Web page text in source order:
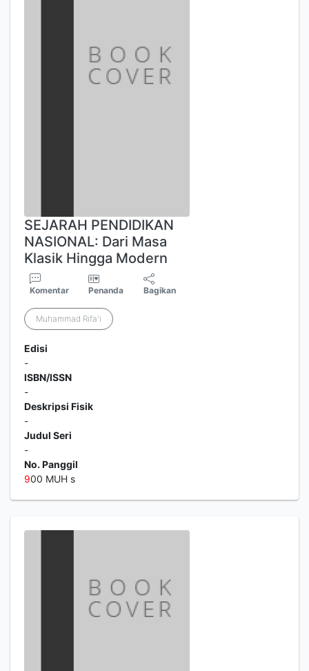
SEJARAH PENDIDIKAN
NASIONAL: Dari Masa
Klasik Hingga Modern
Komentar Penanda Bagikan
Muhammad Rifa'i
Edisi
-
ISBN/ISSN
-
Deskripsi Fisik
-
Judul Seri
-
No. Panggil
900 MUH s